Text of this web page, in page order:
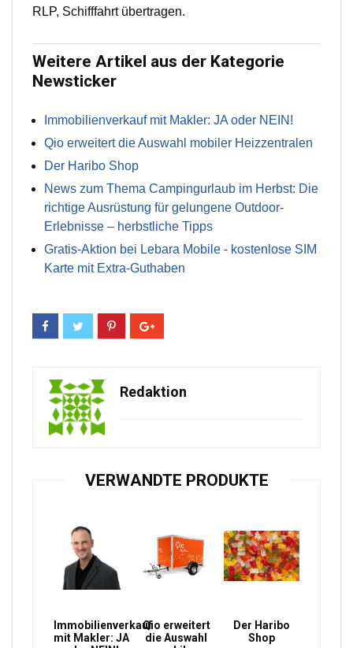
RLP, Schifffahrt übertragen.
Weitere Artikel aus der Kategorie
Newsticker
Immobilienverkauf mit Makler: JA oder NEIN!
Qio erweitert die Auswahl mobiler Heizzentralen
Der Haribo Shop
News zum Thema Campingurlaub im Herbst: Die
richtige Ausrüstung für gelungene Outdoor-
Erlebnisse – herbstliche Tipps
Gratis-Aktion bei Lebara Mobile - kostenlose SIM
Karte mit Extra-Guthaben
Redaktion
VERWANDTE PRODUKTE
Immobilienverkauf
mit Makler: JA
Qio erweitert
die Auswahl
Der Haribo
Shop